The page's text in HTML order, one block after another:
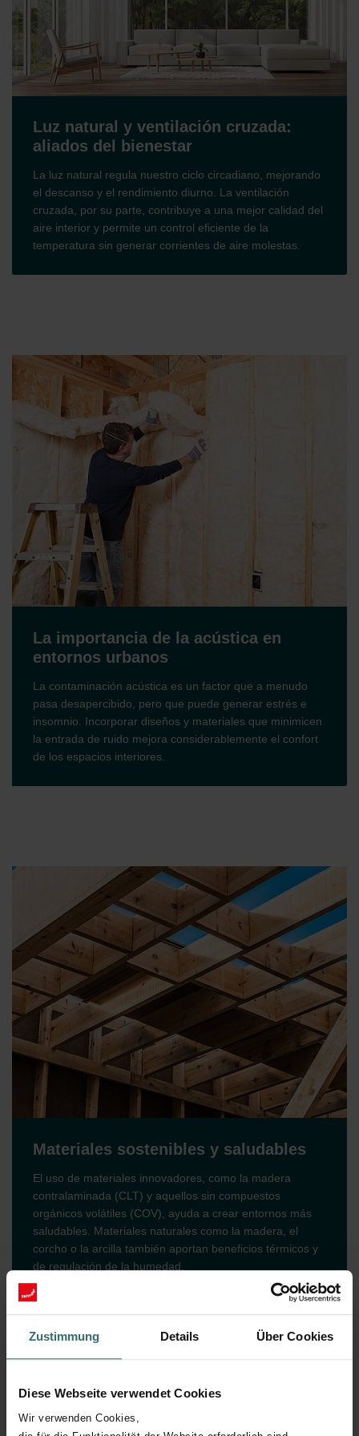
Zustimmung Details Über Cookies
Diese Webseite verwendet Cookies
Wir verwenden Cookies,
Luz natural y ventilación cruzada:
aliados del bienestar
La luz natural regula nuestro ciclo circadiano, mejorando
el descanso y el rendimiento diurno. La ventilación
cruzada, por su parte, contribuye a una mejor calidad del
aire interior y permite un control eficiente de la
temperatura sin generar corrientes de aire molestas.
La importancia de la acústica en
entornos urbanos
La contaminación acústica es un factor que a menudo
pasa desapercibido, pero que puede generar estrés e
insomnio. Incorporar diseños y materiales que minimicen
la entrada de ruido mejora considerablemente el confort
de los espacios interiores.
Materiales sostenibles y saludables
El uso de materiales innovadores, como la madera
contralaminada (CLT) y aquellos sin compuestos
orgánicos volátiles (COV), ayuda a crear entornos más
saludables. Materiales naturales como la madera, el
corcho o la arcilla también aportan beneficios térmicos y
de regulación de la humedad.